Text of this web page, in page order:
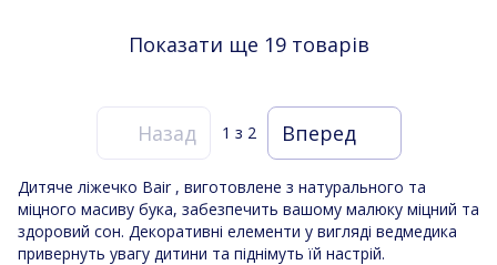
Показати ще 19 товарів
Назад 1 з 2 Вперед
Дитяче ліжечко Bair , виготовлене з натурального та
міцного масиву бука, забезпечить вашому малюку міцний та
здоровий сон. Декоративні елементи у вигляді ведмедика
привернуть увагу дитини та піднімуть їй настрій.